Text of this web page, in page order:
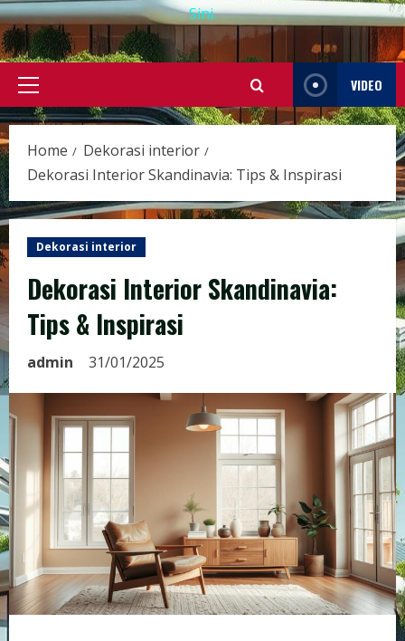
Sini.
Primary
Menu
VIDEO
Home
Dekorasi interior
Dekorasi Interior Skandinavia: Tips & Inspirasi
Dekorasi interior
Dekorasi Interior Skandinavia:
Tips & Inspirasi
admin 31/01/2025